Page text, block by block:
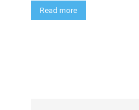
Read more